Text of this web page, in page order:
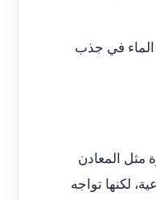
الماء في جذب
مثل المعادن
لكنها تواجه